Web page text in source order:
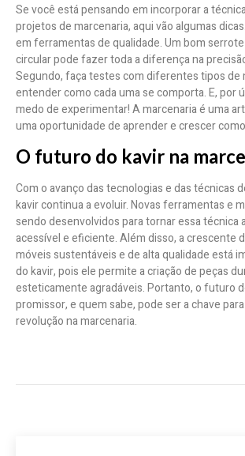
Se você está pensando em incorporar a
projetos de marcenaria, aqui vão algumas
em ferramentas de qualidade. Um bom
circular pode fazer toda a diferença na
Segundo, faça testes com diferentes tipos de
entender como cada uma se comporta. E, por
medo de experimentar! A marcenaria é uma
uma oportunidade de aprender e crescer
O futuro do kavir na
Com o avanço das tecnologias e das técnicas
kavir continua a evoluir. Novas ferramentas e
sendo desenvolvidos para tornar essa técnica
acessível e eficiente. Além disso, a crescente
móveis sustentáveis e de alta qualidade está
do kavir, pois ele permite a criação de peças
esteticamente agradáveis. Portanto, o futuro
promissor, e quem sabe, pode ser a chave
revolução na marcenaria.